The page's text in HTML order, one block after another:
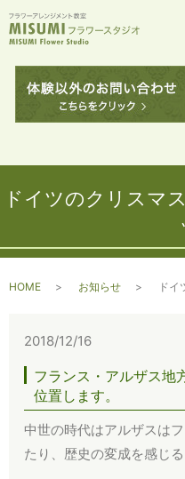
ドイツのクリスマ
HOME お知らせ ドイ
2018/12/16
フランス・アルザス地
位置します。
中世の時代はアルザスは
たり、歴史の変成を感じる